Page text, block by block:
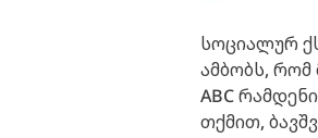
სოციალურ
ამბობს,
ABC
თქმით,